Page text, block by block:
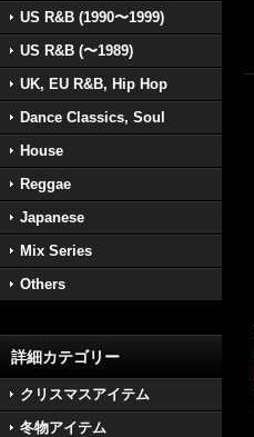
US R&B (1990〜1999)
US R&B (〜1989)
UK, EU R&B, Hip Hop
Dance Classics, Soul
House
Reggae
Japanese
Mix Series
Others
詳細カテゴリー
クリスマスアイテム
冬物アイテム